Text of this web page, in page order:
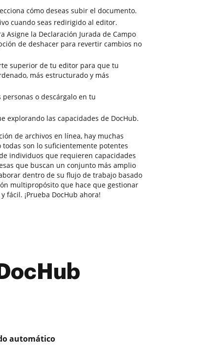
cómo deseas subir el documento.
cuando seas redirigido al editor.
Asigne la Declaración Jurada de Campo
de deshacer para revertir cambios no
superior de tu editor para que tu
más estructurado y más
o descárgalo en tu
explorando las capacidades de DocHub.
de archivos en línea, hay muchas
son lo suficientemente potentes
individuos que requieren capacidades
que buscan un conjunto más amplio
dentro de su flujo de trabajo basado
multipropósito que hace que gestionar
fácil. ¡Prueba DocHub ahora!
automático